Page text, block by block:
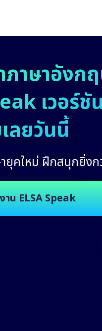
าษาอังก
เวอร์ชั
ลยวันนี้
ยุคใหม่ ฝึกสนุกยิ่งก
าน ELSA Speak